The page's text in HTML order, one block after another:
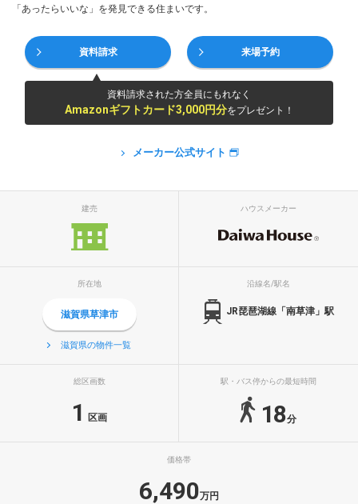
「あったらいいな」を発見できる住まいです。
資料請求 来場予約
資料請求された方全員にもれなく
Amazonギフトカード3,000円分をプレゼント！
メーカー公式サイト
建売 ハウスメーカー
所在地
滋賀県草津市
滋賀県の物件一覧
沿線名/駅名
JR琵琶湖線「南草津」駅
総区画数
1 区画
駅・バス停からの最短時間
18分
価格帯
6,490万円